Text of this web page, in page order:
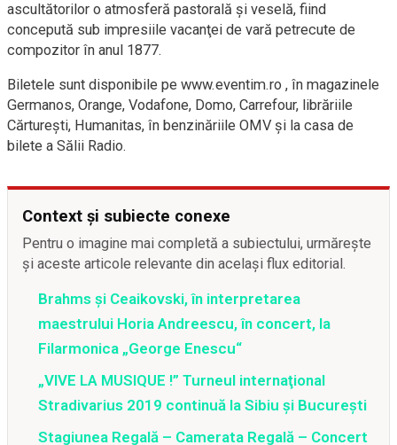
ascultătorilor o atmosferă pastorală şi veselă, fiind
concepută sub impresiile vacanţei de vară petrecute de
compozitor în anul 1877.
Biletele sunt disponibile pe www.eventim.ro , în magazinele
Germanos, Orange, Vodafone, Domo, Carrefour, librăriile
Cărtureşti, Humanitas, în benzinăriile OMV şi la casa de
bilete a Sălii Radio.
Context și subiecte conexe
Pentru o imagine mai completă a subiectului, urmărește
și aceste articole relevante din același flux editorial.
Brahms și Ceaikovski, în interpretarea
maestrului Horia Andreescu, în concert, la
Filarmonica „George Enescu“
„VIVE LA MUSIQUE !” Turneul internaţional
Stradivarius 2019 continuă la Sibiu şi Bucureşti
Stagiunea Regală – Camerata Regală – Concert